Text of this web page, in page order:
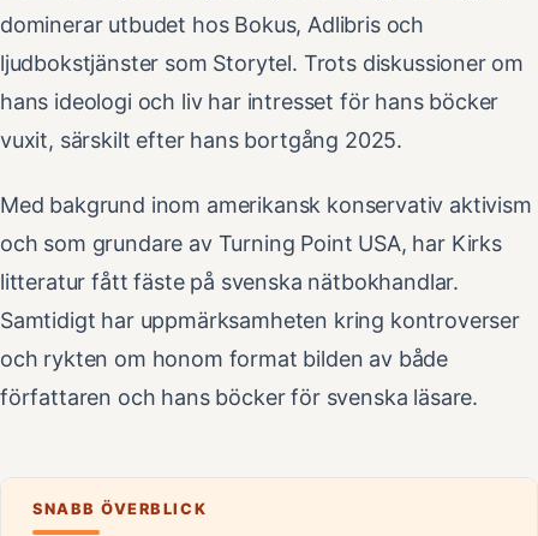
dominerar utbudet hos Bokus, Adlibris och
ljudbokstjänster som Storytel. Trots diskussioner om
hans ideologi och liv har intresset för hans böcker
vuxit, särskilt efter hans bortgång 2025.
Med bakgrund inom amerikansk konservativ aktivism
och som grundare av Turning Point USA, har Kirks
litteratur fått fäste på svenska nätbokhandlar.
Samtidigt har uppmärksamheten kring kontroverser
och rykten om honom format bilden av både
författaren och hans böcker för svenska läsare.
SNABB ÖVERBLICK